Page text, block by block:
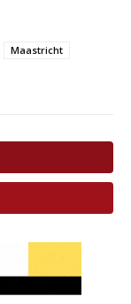
Maastricht